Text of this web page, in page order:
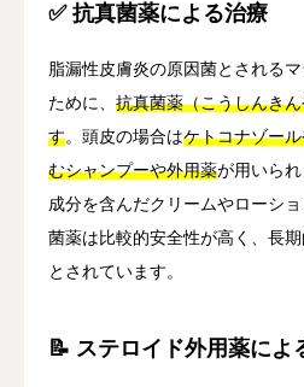
✅ 抗真菌薬による治療
脂漏性皮膚炎の原因菌とされる
ために、 抗真菌薬（こうしんき
す。頭皮の場合はケトコナゾー
むシャンプーや外用薬が用いら
成分を含んだクリームやローシ
菌薬は比較的安全性が高く、長
とされています。
📝 ステロイド外用薬によ